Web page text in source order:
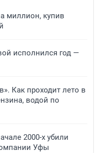
миллион, купив
исполнился год —
Как проходит лето в
водой по
2000-х убили
Уфы